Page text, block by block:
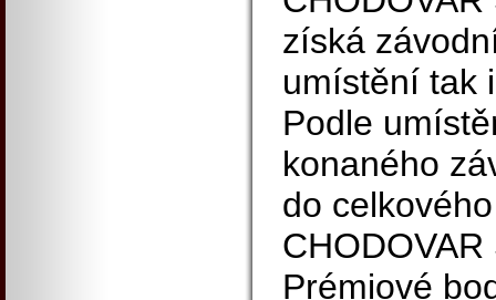
získá
umístění tak
Podle
konaného
do
Prémiové